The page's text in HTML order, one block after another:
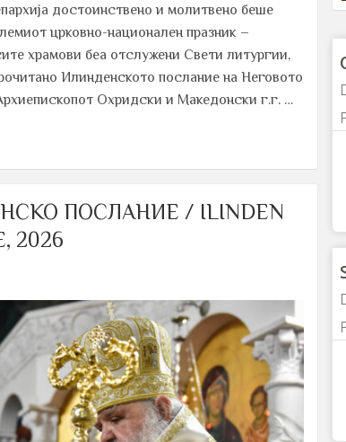
достоинствено и молитвено беше
црковно-национален празник –
храмови беа отслужени Свети литургии,
Илинденското послание на Неговото
Охридски и Македонски г.г. …
ПОСЛАНИЕ / ILINDEN
2026